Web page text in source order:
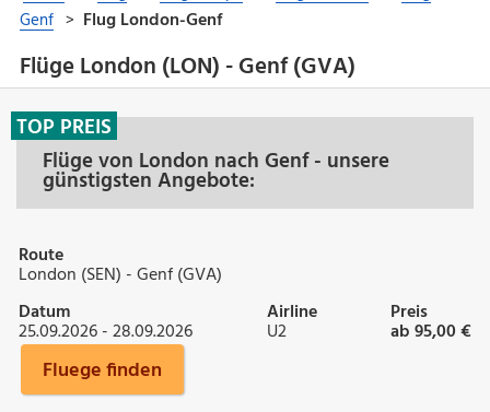
Flüge London (LON) - Genf (GVA)
Flüge von London nach Genf - unsere
günstigsten Angebote:
TOP PREIS
Route
London (SEN) - Genf (GVA)
Datum
25.09.2026 - 28.09.2026
Airline
U2
Preis
ab 95,00 €
Fluege finden